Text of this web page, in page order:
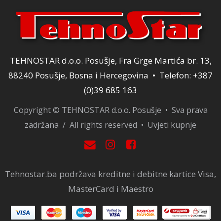
TEHNOSTAR d.o.o. Posušje, Fra Grge Martića br. 13,
88240 Posušje, Bosna i Hercegovina • Telefon: +387
(0)39 685 163
Copyright © TEHNOSTAR d.o.o. Posušje • Sva prava
zadržana / All rights reserved • Uvjeti kupnje
Tehnostar.ba podržava kreditne i debitne kartice Visa,
MasterCard i Maestro